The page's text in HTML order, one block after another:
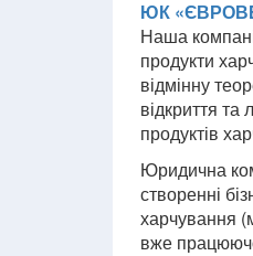
ЮК
Наша
продукти
відмінну
відкриття та
продуктів
Юридична
створенні
харчування
вже